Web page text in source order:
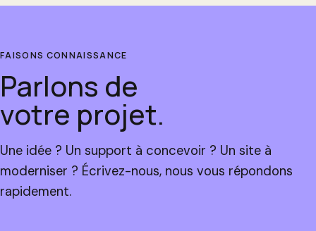
FAISONS CONNAISSANCE
Parlons de
votre projet.
Une idée ? Un support à concevoir ? Un site à
moderniser ? Écrivez-nous, nous vous répondons
rapidement.